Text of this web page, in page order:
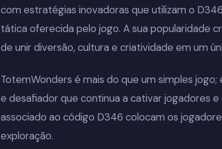
com estratégias inovadoras que utilizam o
tática oferecida pelo jogo. A sua popularidade
de unir diversão, cultura e criatividade em um
TotemWonders é mais do que um simples
e desafiador que continua a cativar jogadores
associado ao código D346 colocam os
exploração.